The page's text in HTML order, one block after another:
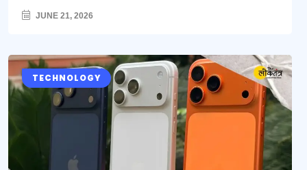
JUNE 21, 2026
TECHNOLOGY